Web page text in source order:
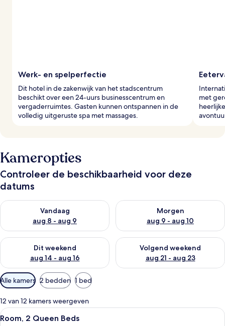
Werk- en spelperfectie
Dit hotel in de zakenwijk van het stadscentrum
beschikt over een 24-uurs businesscentrum en
vergaderruimtes. Gasten kunnen ontspannen in de
volledig uitgeruste spa met massages.
met
Kameropties
Controleer de beschikbaarheid voor deze
datums
Vandaag
aug 8 - aug 9
De beschikbaarheid controleren voor vanavond aug 8 - aug 9
Morgen
aug 9 - aug 10
De beschikbaarheid
Dit weekend
aug 14 - aug 16
De beschikbaarheid controleren voor dit weekend aug 14 -
Volgend weekend
aug 21 - aug 23
De beschikbaarheid
Beschikbare
filters
voor
kamers
Alle kamers 2 bedden 1 bed
12 van 12 kamers weergeven
Alle
Een hotelkamer met twee bedden,
5
Room, 2 Queen Beds